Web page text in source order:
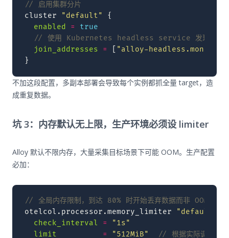
// 启用集群分片
cluster
"default"
{
enabled
=
true
// 使用 Kubernetes headless service 发现其他
join_addresses
=
"alloy-
}
不加这段配置，多副本部署会导致每个实例都抓全量 target，造
成重复数据。
坑 3：内存默认无上限，生产环境必须设 limiter
Alloy 默认不限内存，大量采集目标场景下可能 OOM。生产配置
必加：
// 全局内存限制，到达 80% 时开始丢弃数据而非 OOM
otelcol.processor.memory_limiter
"default"
check_interval
=
"1s"
limit
= "512MiB"
  // 根据实际调整